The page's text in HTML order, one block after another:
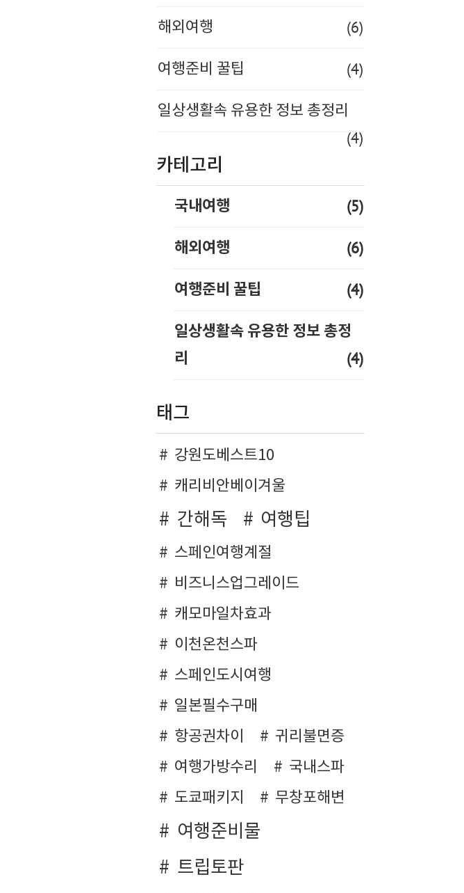
해외여행 (6)
여행준비 꿀팁 (4)
일상생활속 유용한 정보 총정리
(4)
카테고리
국내여행 (5)
해외여행 (6)
여행준비 꿀팁 (4)
일상생활속 유용한 정보 총정
리
(4)
태그
강원도베스트10
캐리비안베이겨울
간해독 여행팁
스페인여행계절
비즈니스업그레이드
캐모마일차효과
이천온천스파
스페인도시여행
일본필수구매
항공권차이
귀리불면증
여행가방수리
국내스파
도쿄패키지
무창포해변
여행준비물
트립토판